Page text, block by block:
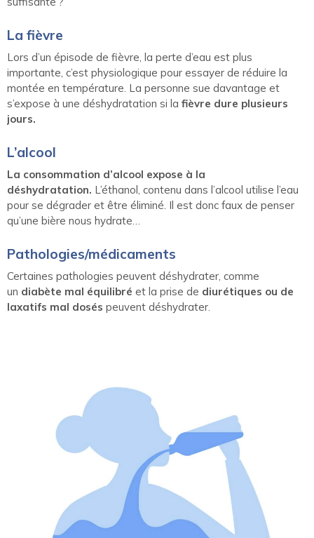
La fièvre
Lors d’un épisode de fièvre, la perte d’eau est plus
importante, c’est physiologique pour essayer de réduire la
montée en température. La personne sue davantage et
s’expose à une déshydratation si la fièvre dure plusieurs
jours.
L’alcool
La consommation d’alcool expose à la
déshydratation. L’éthanol, contenu dans l’alcool utilise l’eau
pour se dégrader et être éliminé. Il est donc faux de penser
qu’une bière nous hydrate…
Pathologies/médicaments
Certaines pathologies peuvent déshydrater, comme
un diabète mal équilibré et la prise de diurétiques ou de
laxatifs mal dosés peuvent déshydrater.